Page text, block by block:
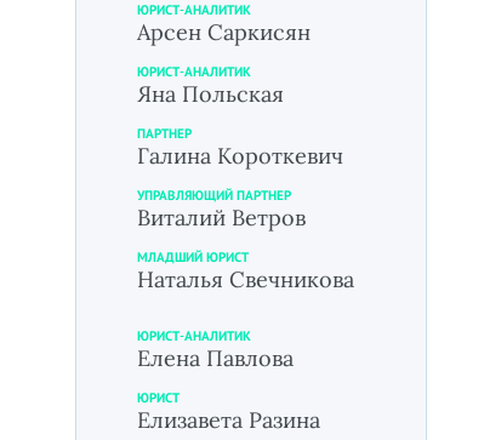
ЮРИСТ-АНАЛИТИК
Арсен Саркисян
ЮРИСТ-АНАЛИТИК
Яна Польская
ПАРТНЕР
Галина Короткевич
УПРАВЛЯЮЩИЙ ПАРТНЕР
Виталий Ветров
МЛАДШИЙ ЮРИСТ
Наталья Свечникова
ЮРИСТ-АНАЛИТИК
Елена Павлова
ЮРИСТ
Елизавета Разина